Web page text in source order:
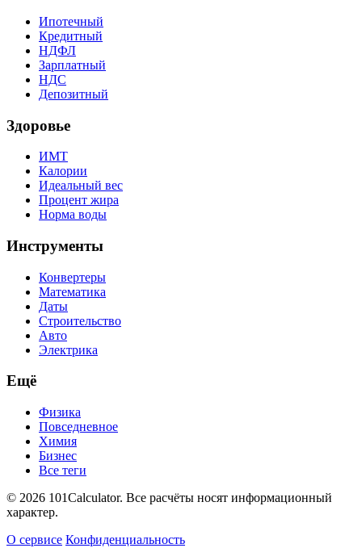
Ипотечный
Кредитный
НДФЛ
Зарплатный
НДС
Депозитный
Здоровье
ИМТ
Калории
Идеальный вес
Процент жира
Норма воды
Инструменты
Конвертеры
Математика
Даты
Строительство
Авто
Электрика
Ещё
Физика
Повседневное
Химия
Бизнес
Все теги
© 2026 101Calculator. Все расчёты носят информационный
характер.
О сервисе Конфиденциальность